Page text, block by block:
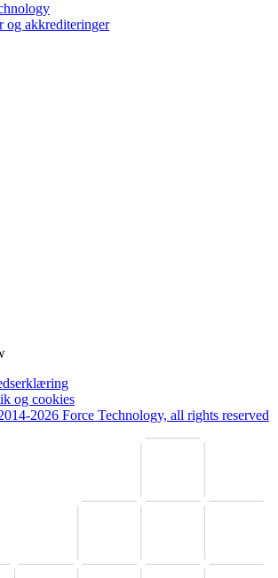
og akkrediteringer
og cookies
2026 Force Technology, all rights reserved